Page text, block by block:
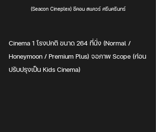
(Seacon Cineplex) ซีคอน สแควร์ ศรีนครินทร์
Cinema 1 โรงปกติ ขนาด 264 ที่นั่ง (Normal /
Honeymoon / Premium Plus) จอภาพ Scope (ก่อน
ปรับปรุงเป็น Kids Cinema)